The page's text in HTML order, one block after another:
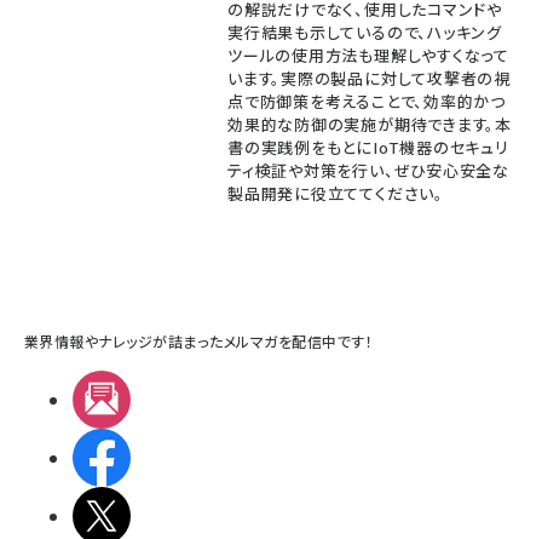
の解説だけでなく、使用したコマンドや
実行結果も示しているので、ハッキング
ツールの使用方法も理解しやすくなって
います。実際の製品に対して攻撃者の視
点で防御策を考えることで、効率的かつ
効果的な防御の実施が期待できます。本
書の実践例をもとにIoT機器のセキュリ
ティ検証や対策を行い、ぜひ安心安全な
製品開発に役立ててください。
業界情報やナレッジが詰まったメルマガを配信中です！